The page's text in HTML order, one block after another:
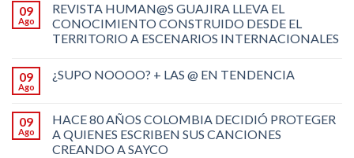
09
Ago
REVISTA HUMAN@S GUAJIRA LLEVA EL
CONOCIMIENTO CONSTRUIDO DESDE EL
TERRITORIO A ESCENARIOS INTERNACIONALES
09
Ago
¿SUPO NOOOO? + LAS @ EN TENDENCIA
09
Ago
HACE 80 AÑOS COLOMBIA DECIDIÓ PROTEGER
A QUIENES ESCRIBEN SUS CANCIONES
CREANDO A SAYCO